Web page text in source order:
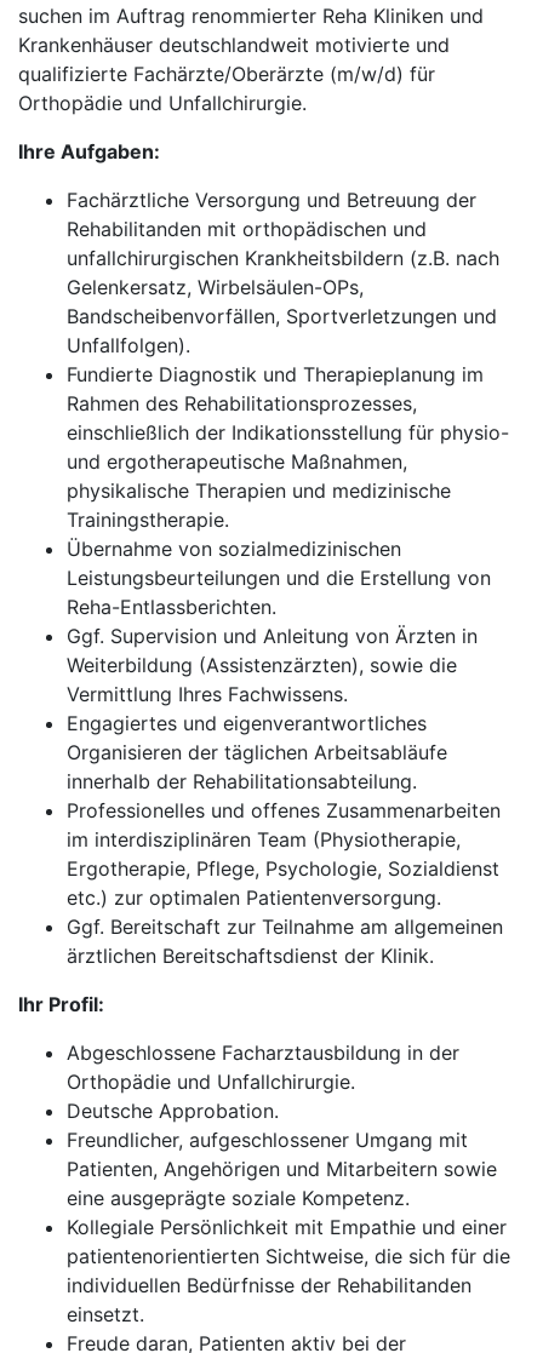
suchen im Auftrag renommierter Reha Kliniken und
Krankenhäuser deutschlandweit motivierte und
qualifizierte Fachärzte/Oberärzte (m/w/d) für
Orthopädie und Unfallchirurgie.
Ihre Aufgaben:
Fachärztliche Versorgung und Betreuung der
Rehabilitanden mit orthopädischen und
unfallchirurgischen Krankheitsbildern (z.B. nach
Gelenkersatz, Wirbelsäulen-OPs,
Bandscheibenvorfällen, Sportverletzungen und
Unfallfolgen).
Fundierte Diagnostik und Therapieplanung im
Rahmen des Rehabilitationsprozesses,
einschließlich der Indikationsstellung für physio-
und ergotherapeutische Maßnahmen,
physikalische Therapien und medizinische
Trainingstherapie.
Übernahme von sozialmedizinischen
Leistungsbeurteilungen und die Erstellung von
Reha-Entlassberichten.
Ggf. Supervision und Anleitung von Ärzten in
Weiterbildung (Assistenzärzten), sowie die
Vermittlung Ihres Fachwissens.
Engagiertes und eigenverantwortliches
Organisieren der täglichen Arbeitsabläufe
innerhalb der Rehabilitationsabteilung.
Professionelles und offenes Zusammenarbeiten
im interdisziplinären Team (Physiotherapie,
Ergotherapie, Pflege, Psychologie, Sozialdienst
etc.) zur optimalen Patientenversorgung.
Ggf. Bereitschaft zur Teilnahme am allgemeinen
ärztlichen Bereitschaftsdienst der Klinik.
Ihr Profil:
Abgeschlossene Facharztausbildung in der
Orthopädie und Unfallchirurgie.
Deutsche Approbation.
Freundlicher, aufgeschlossener Umgang mit
Patienten, Angehörigen und Mitarbeitern sowie
eine ausgeprägte soziale Kompetenz.
Kollegiale Persönlichkeit mit Empathie und einer
patientenorientierten Sichtweise, die sich für die
individuellen Bedürfnisse der Rehabilitanden
einsetzt.
Freude daran, Patienten aktiv bei der